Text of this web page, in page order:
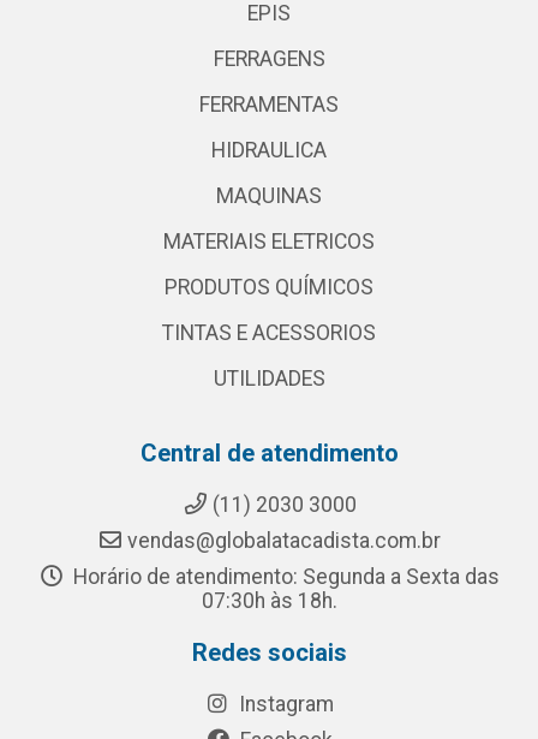
EPIS
FERRAGENS
FERRAMENTAS
HIDRAULICA
MAQUINAS
MATERIAIS ELETRICOS
PRODUTOS QUÍMICOS
TINTAS E ACESSORIOS
UTILIDADES
Central de atendimento
(11) 2030 3000
vendas@globalatacadista.com.br
Horário de atendimento: Segunda a Sexta das
07:30h às 18h.
Redes sociais
Instagram